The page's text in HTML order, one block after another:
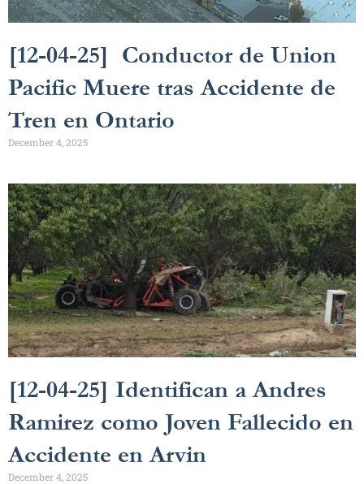
[12-04-25] Conductor de Union
Pacific Muere tras Accidente de
Tren en Ontario
December 4, 2025
[12-04-25] Identifican a Andres
Ramirez como Joven Fallecido en
Accidente en Arvin
December 4, 2025